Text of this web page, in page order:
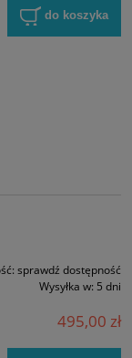
do koszyka
sprawdź dostępność
Wysyłka w: 5 dni
495,00 zł